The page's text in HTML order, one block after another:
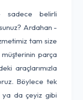
sadece belirli
Ardahan -
tam size
parça
araçlarımızla
Böylece tek
ya da çeyiz gibi